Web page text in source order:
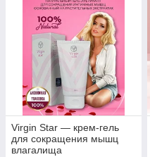
Virgin Star — крем-гель
для сокращения мышц
влагалища